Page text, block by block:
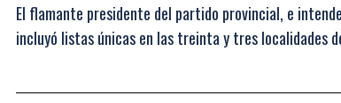
El flamante presidente del partido provincial, e
incluyó listas únicas en las treinta y tres localidades